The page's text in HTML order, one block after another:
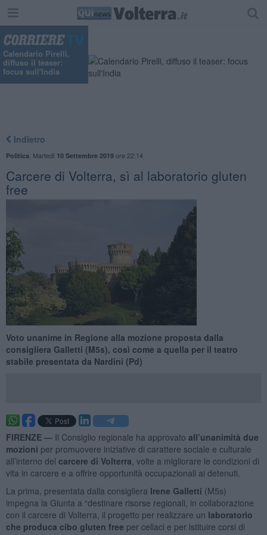
Calendario Pirelli,
diffuso il teaser:
focus sull'India
Indietro
Politica Martedì 10 Settembre 2019ore 22:14
Carcere di Volterra, sì al laboratorio gluten
free
Voto unanime in Regione alla mozione proposta dalla
consigliera Galletti (M5s), così come a quella per il teatro
stabile presentata da Nardini (Pd)
FIRENZE — Il Consiglio regionale ha approvato all’unanimità due
mozioni per promuovere iniziative di carattere sociale e culturale
all’interno del carcere di Volterra , volte a migliorare le condizioni di
vita in carcere e a offrire opportunità occupazionali ai detenuti.
La prima, presentata dalla consigliera Irene Galletti (M5s)
impegna la Giunta a “destinare risorse regionali, in collaborazione
con il carcere di Volterra, il progetto per realizzare un laboratorio
che produca cibo gluten free per celiaci e per istituire corsi di